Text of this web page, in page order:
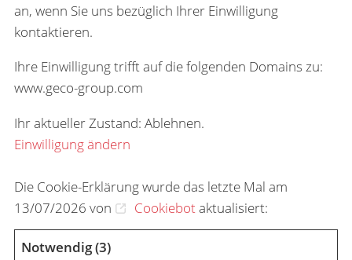
an, wenn Sie uns bezüglich Ihrer Einwilligung
kontaktieren.
Ihre Einwilligung trifft auf die folgenden Domains zu:
www.geco-group.com
Ihr aktueller Zustand: Ablehnen.
Einwilligung ändern
Die Cookie-Erklärung wurde das letzte Mal am
13/07/2026 von
Cookiebotaktualisiert:
Notwendig (3)